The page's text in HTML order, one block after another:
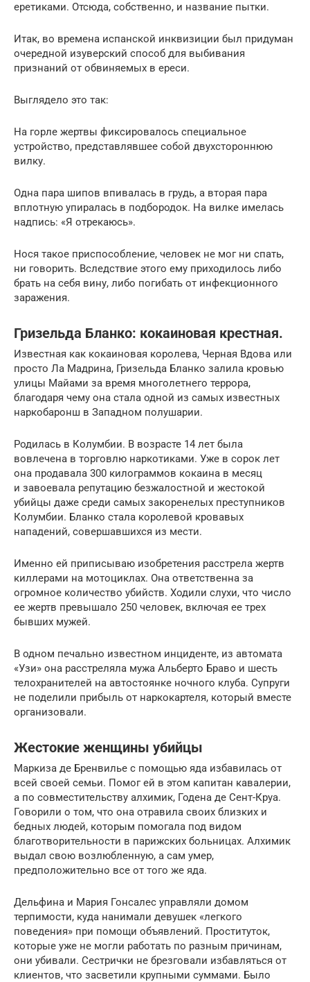
еретиками. Отсюда, собственно, и название пытки.
Итак, во времена испанской инквизиции был придуман
очередной изуверский способ для выбивания
признаний от обвиняемых в ереси.
Выглядело это так:
На горле жертвы фиксировалось специальное
устройство, представлявшее собой двухстороннюю
вилку.
Одна пара шипов впивалась в грудь, а вторая пара
вплотную упиралась в подбородок. На вилке имелась
надпись: «Я отрекаюсь».
Нося такое приспособление, человек не мог ни спать,
ни говорить. Вследствие этого ему приходилось либо
брать на себя вину, либо погибать от инфекционного
заражения.
Гризельда Бланко: кокаиновая крестная.
Известная как кокаиновая королева, Черная Вдова или
просто Ла Мадрина, Гризельда Бланко залила кровью
улицы Майами за время многолетнего террора,
благодаря чему она стала одной из самых известных
наркобаронш в Западном полушарии.
Родилась в Колумбии. В возрасте 14 лет была
вовлечена в торговлю наркотиками. Уже в сорок лет
она продавала 300 килограммов кокаина в месяц
и завоевала репутацию безжалостной и жестокой
убийцы даже среди самых закоренелых преступников
Колумбии. Бланко стала королевой кровавых
нападений, совершавшихся из мести.
Именно ей приписываю изобретения расстрела жертв
киллерами на мотоциклах. Она ответственна за
огромное количество убийств. Ходили слухи, что число
ее жертв превышало 250 человек, включая ее трех
бывших мужей.
В одном печально известном инциденте, из автомата
«Узи» она расстреляла мужа Альберто Браво и шесть
телохранителей на автостоянке ночного клуба. Супруги
не поделили прибыль от наркокартеля, который вместе
организовали.
Жестокие женщины убийцы
Маркиза де Бренвилье с помощью яда избавилась от
всей своей семьи. Помог ей в этом капитан кавалерии,
а по совместительству алхимик, Годена де Сент-Круа.
Говорили о том, что она отравила своих близких и
бедных людей, которым помогала под видом
благотворительности в парижских больницах. Алхимик
выдал свою возлюбленную, а сам умер,
предположительно все от того же яда.
Дельфина и Мария Гонсалес управляли домом
терпимости, куда нанимали девушек «легкого
поведения» при помощи объявлений. Проституток,
которые уже не могли работать по разным причинам,
они убивали. Сестрички не брезговали избавляться от
клиентов, что засветили крупными суммами. Было